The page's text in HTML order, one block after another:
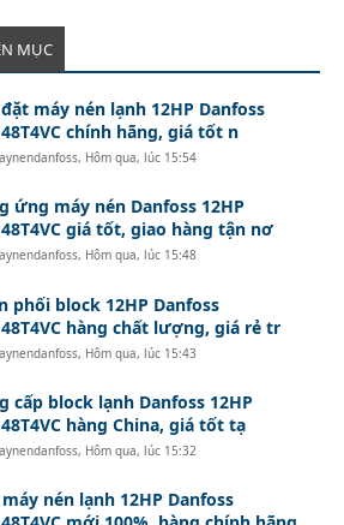
MỤC
máy nén lạnh 12HP Danfoss
chính hãng, giá tốt n
, Hôm qua, lúc 15:54
ứng máy nén Danfoss 12HP
giá tốt, giao hàng tận nơ
, Hôm qua, lúc 15:48
phối block 12HP Danfoss
hàng chất lượng, giá rẻ tr
, Hôm qua, lúc 15:43
cấp block lạnh Danfoss 12HP
hàng China, giá tốt tạ
, Hôm qua, lúc 15:32
máy nén lạnh 12HP Danfoss